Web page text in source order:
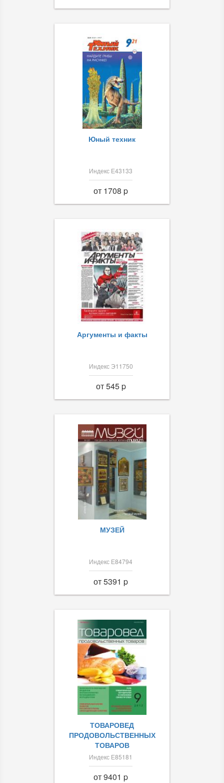
Юный техник
Индекс Е43133
от 1708 p
Аргументы и факты
Индекс Э11750
от 545 p
МУЗЕЙ
Индекс Е84794
от 5391 p
ТОВАРОВЕД
ПРОДОВОЛЬСТВЕННЫХ
ТОВАРОВ
Индекс Е85181
от 9401 p